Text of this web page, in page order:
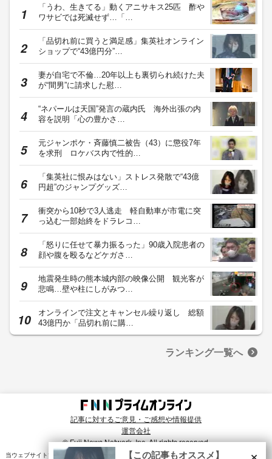
「うわ、生きてる」動くアニサキス25匹 酢や
ワサビでは死滅せず…「…
「品切れ前に買うと満足感」集英社オンライン
ショップで“43億円分”…
妻が自宅で不倫…20年以上も裏切られ続けた夫
が“間男”に請求した慰…
“ネパールは天国”発言の蔵内氏 海外出張の内
容を説明「心の豊かさ…
元ジャンポケ・斉藤慎二被告（43）に懲役7年
を求刑 ロケバス内で性的…
「集英社に恨みはない」ストレス発散で“43億
円超”のジャンプグッズ…
衝突から10秒で3人逃走 軽自動車が市電に突
っ込む一部始終をドラレコ…
「怒りに任せて暴力振るった」90歳入院患者の
顔や腹を殴るなどケガさ…
地震発生時の熊本城内部の映像公開 観光客が
悲鳴…壁や柱にしがみつ…
オンラインで注文とキャンセル繰り返し 総額
43億円か「品切れ前に購…
ランキング一覧へ
記事に対するご意見・ご感想や情報提供
運営会社
© Fuji News Network, Inc. All rights reserved.
当ウェブサイトでは、ユーザのニーズ・興味・関⼼に合致したコンテンツや広告配信を提供する
×
【この記事もオススメ】